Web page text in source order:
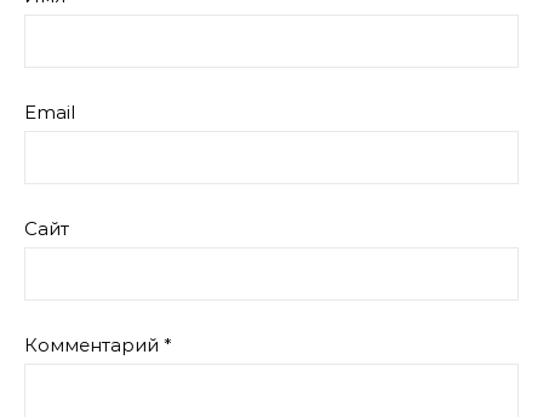
Email
Сайт
Комментарий *